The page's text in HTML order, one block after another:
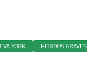
YORK HERIDOS GRAVES